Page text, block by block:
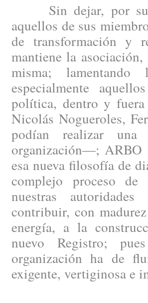
Sin dejar, por
aquellos de sus
de transformación y
mantiene la
misma;
especialmente
política, dentro y
Nicolás Nogueroles,
podían realizar una
organización—; ARBO
esa nueva filosofía de
complejo proceso
nuestras
contribuir, con
energía, a la
nuevo Registro;
organización ha de
exigente, vertiginosa e